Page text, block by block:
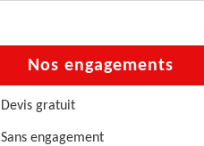
Nos engagements
Devis gratuit
Sans engagement